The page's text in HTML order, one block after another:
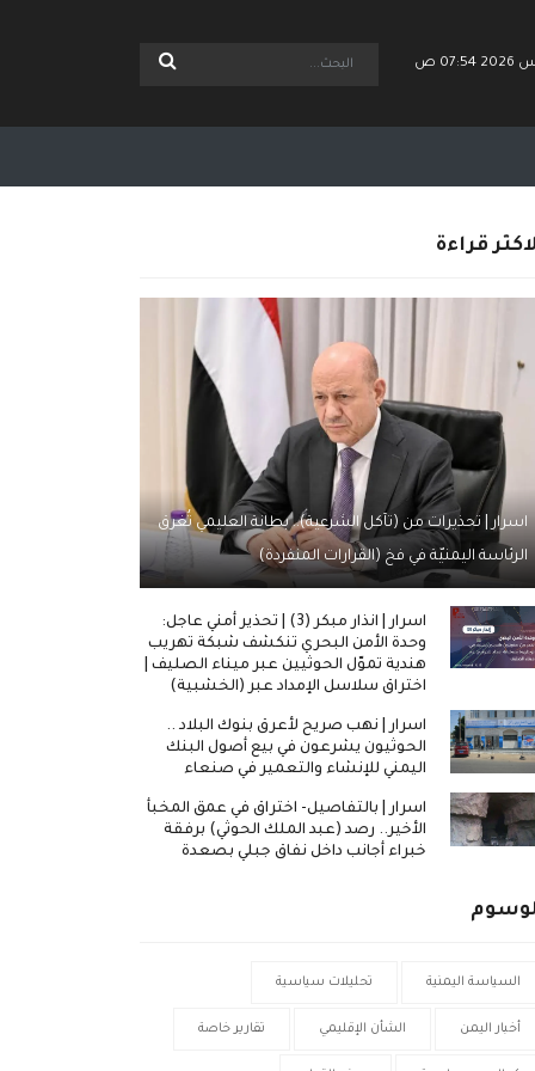
قراءة
اسرار | تحذيرات من (تآكل الشرعية).. بطانة العليمي تُغرق
الرئاسة اليمنيّة في فخ (القرارات المنفردة)
اسرار | انذار مبكر (3) | تحذير أمني عاجل:
وحدة الأمن البحري تنكشف شبكة تهريب
هندية تموّل الحوثيين عبر ميناء الصليف |
اختراق سلاسل الإمداد عبر (الخشبية)
اسرار | نهب صريح لأعرق بنوك البلاد ..
الحوثيون يشرعون في بيع أصول البنك
اليمني للإنشاء والتعمير في صنعاء
اسرار | بالتفاصيل- اختراق في عمق المخبأ
الأخير.. رصد (عبد الملك الحوثي) برفقة
خبراء أجانب داخل نفاق جبلي بصعدة
السياسة اليمنية تحليلات سياسية
أخبار اليمن الشأن الإقليمي تقارير خاصة